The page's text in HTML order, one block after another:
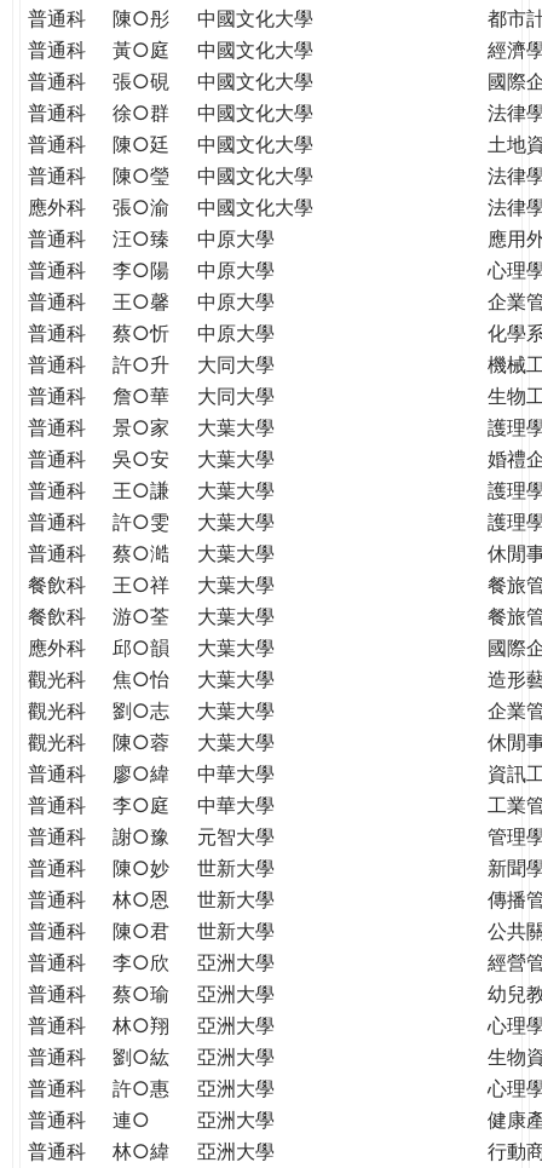
普通科
陳○彤 中國文化大學
都市
普通科
黃○庭 中國文化大學
經濟
普通科
張○硯 中國文化大學
國際
普通科
徐○群 中國文化大學
法律
普通科
陳○廷 中國文化大學
土地
普通科
陳○瑩 中國文化大學
法律
應外科
張○渝 中國文化大學
法律
普通科
汪○臻 中原大學
應用
普通科
李○陽 中原大學
心理
普通科
王○馨 中原大學
企業
普通科
蔡○忻 中原大學
化學
普通科
許○升 大同大學
機械
普通科
詹○華 大同大學
生物
普通科
景○家 大葉大學
護理
普通科
吳○安 大葉大學
婚禮
普通科
王○謙 大葉大學
護理
普通科
許○雯 大葉大學
護理
普通科
蔡○澔 大葉大學
休閒
餐飲科
王○祥 大葉大學
餐旅
餐飲科
游○荃 大葉大學
餐旅
應外科
邱○韻 大葉大學
國際
觀光科
焦○怡 大葉大學
造形
觀光科
劉○志 大葉大學
企業
觀光科
陳○蓉 大葉大學
休閒
普通科
廖○緯 中華大學
資訊
普通科
李○庭 中華大學
工業
普通科
謝○豫 元智大學
管理
普通科
陳○妙 世新大學
新聞
普通科
林○恩 世新大學
傳播
普通科
陳○君 世新大學
公共
普通科
李○欣 亞洲大學
經營
普通科
蔡○瑜 亞洲大學
幼兒
普通科
林○翔 亞洲大學
心理
普通科
劉○紘 亞洲大學
生物
普通科
許○惠 亞洲大學
心理
普通科
連○ 亞洲大學
健康
普通科
林○緯 亞洲大學
行動